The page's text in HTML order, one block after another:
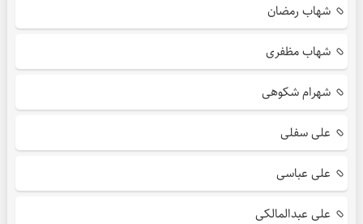
شهاب رمضان
شهاب مظفری
شهرام شکوهی
علی سفلی
علی عباسی
علی عبدالمالکی